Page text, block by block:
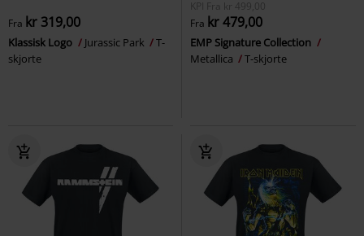
Fra kr 319,00
Klassisk Logo Jurassic Park
T-
skjorte
KPI
Fra kr 499,00
Fra kr 479,00
EMP Signature Collection
Metallica
T-skjorte